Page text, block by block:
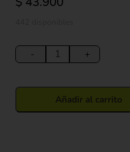
-
Erizo
25
+
Añadir al carrito